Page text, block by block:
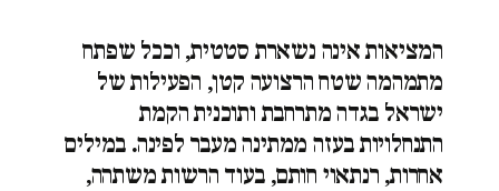
המציאות אינה נשארת סטטית, וככל שפתח
מתמהמה שטח הרצועה קטן, הפעילות של
ישראל בגדה מתרחבת ותוכנית הקמת
התנחלויות בעזה ממתינה מעבר לפינה. במילים
אחרות, רנתאוי חותם, בעוד הרשות משתהה,